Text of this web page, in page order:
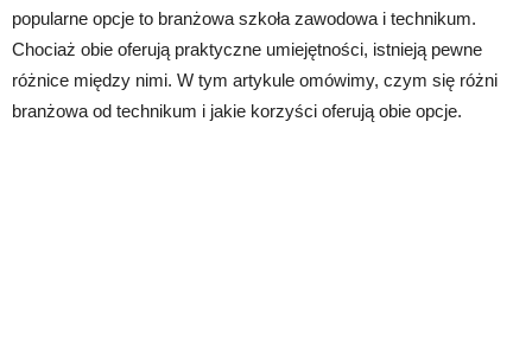
popularne opcje to branżowa szkoła zawodowa i technikum.
Chociaż obie oferują praktyczne umiejętności, istnieją pewne
różnice między nimi. W tym artykule omówimy, czym się różni
branżowa od technikum i jakie korzyści oferują obie opcje.